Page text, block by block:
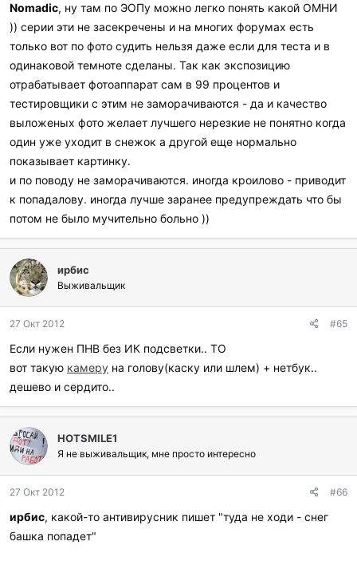
Nomadic, ну там по ЭОПу можно легко понять какой ОМНИ
)) серии эти не засекречены и на многих форумах есть
только вот по фото судить нельзя даже если для теста и в
одинаковой темноте сделаны. Так как экспозицию
отрабатывает фотоаппарат сам в 99 процентов и
тестировщики с этим не заморачиваются - да и качество
выложеных фото желает лучшего нерезкие не понятно когда
один уже уходит в снежок а другой еще нормально
показывает картинку.
и по поводу не заморачиваются. иногда кроилово - приводит
к попадалову. иногда лучше заранее предупреждать что бы
потом не было мучительно больно ))
ирбис
Выживальщик
27 Окт 2012 #65
Если нужен ПНВ без ИК подсветки.. ТО
вот такую камеру на голову(каску или шлем) + нетбук..
дешево и сердито..
HOTSMILE1
Я не выживальщик, мне просто интересно
27 Окт 2012 #66
ирбис, какой-то антивирусник пишет "туда не ходи - снег
башка попадет"